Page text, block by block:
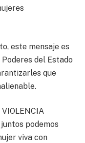
este mensaje es
del Estado
que
podemos
viva con